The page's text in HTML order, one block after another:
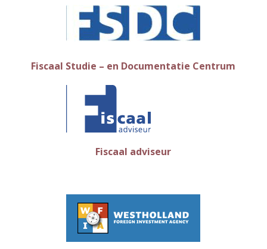
Fiscaal Studie – en Documentatie Centrum
Fiscaal adviseur